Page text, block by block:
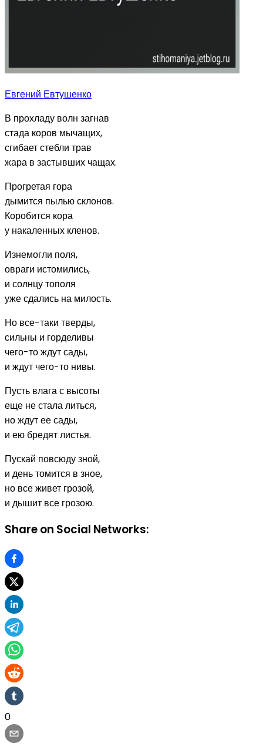
Евгений Евтушенко
В прохладу волн загнав
стада коров мычащих,
сгибает стебли трав
жара в застывших чащах.
Прогретая гора
дымится пылью склонов.
Коробится кора
у накаленных кленов.
Изнемогли поля,
овраги истомились,
и солнцу тополя
уже сдались на милость.
Но все-таки тверды,
сильны и горделивы
чего-то ждут сады,
и ждут чего-то нивы.
Пусть влага с высоты
еще не стала литься,
но ждут ее сады,
и ею бредят листья.
Пускай повсюду зной,
и день томится в зное,
но все живет грозой,
и дышит все грозою.
Share on Social Networks:
0